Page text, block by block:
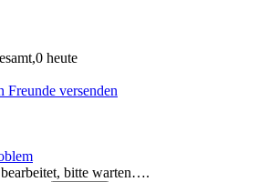
heute
Freunde versenden
bitte warten….